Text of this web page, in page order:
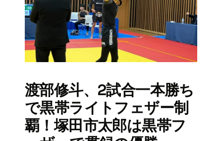
渡部修斗、2試合一本勝ち
で黒帯ライトフェザー制
覇！塚田市太郎は黒帯フ